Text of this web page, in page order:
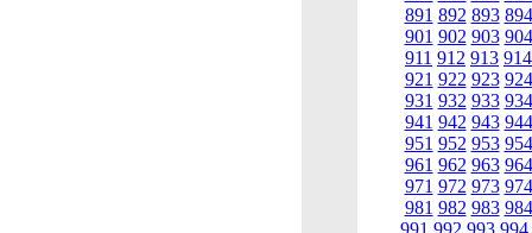
891 892 893 894
901 902 903 904
911 912 913 914
921 922 923 924
931 932 933 934
941 942 943 944
951 952 953 954
961 962 963 964
971 972 973 974
981 982 983 984
991 992 993 994